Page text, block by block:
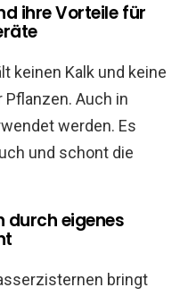
ihre Vorteile für
keinen Kalk und keine
Auch in
werden. Es
und schont die
durch eigenes
bringt